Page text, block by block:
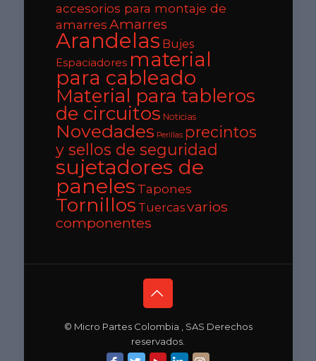
accesorios para montaje de
amarresAmarres
Arandelas Bujes
Espaciadores material
para cableado
Material para tableros
de circuitos Noticias
Novedades Perillas precintos
y sellos de seguridad
sujetadores de
paneles Tapones
Tornillos Tuercasvarios
componentes
© Micro Partes Colombia , SAS Derechos
reservados.